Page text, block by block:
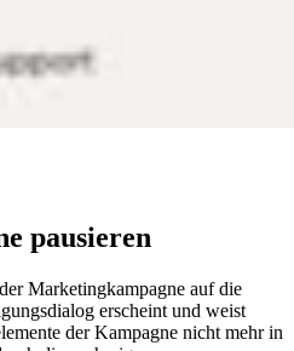
pausieren
Marketingkampagne auf die
erscheint und weist
der Kampagne nicht mehr in